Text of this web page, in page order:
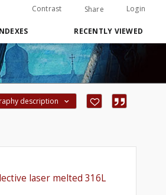
Contrast Share Login
RECENTLY VIEWED
description
laser melted 316L